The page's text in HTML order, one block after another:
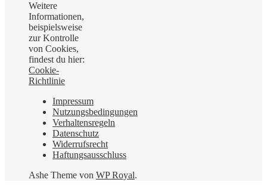
Weitere
Informationen,
beispielsweise
zur Kontrolle
von Cookies,
findest du hier:
Cookie-
Richtlinie
Impressum
Nutzungsbedingungen
Verhaltensregeln
Datenschutz
Widerrufsrecht
Haftungsausschluss
Ashe Theme von WP Royal.